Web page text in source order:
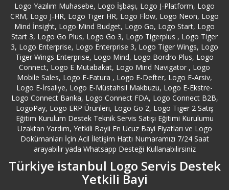
Üsküdar Logo Satış
Zeytinburnu Logo Satış
Logo Yazılım Muhasebe, Logo İşbaşı, Logo J-Platform, Logo
CRM, Logo J-HR, Logo Tiger HR, Logo Flow, Logo Neon, Logo
Mind İnsight, Logo Mind Budget, Logo Go, Logo Start, Logo
Start 3, Logo Go Plus, Logo Go 3, Logo Tigerplus , Logo Tiger
3, Logo Enterprise, Logo Enterprise 3, Logo Tiger Wings, Logo
Tiger Wings Enterprise, Logo Mind, Logo Bordro Plus, Logo
Connect, Logo E Mutabakat, Logo Mind Navigator , Logo
Mobile Sales, Logo E-Fatura , Logo E-Defter, Logo E-Arsiv,
Logo E-İrsaliye, Logo E-Müstahsil Makbuzu, Logo E-Ekstre-
Logo Connect Banka, Logo Connect FDA, Logo Connect B2B,
LogoPay, Logo ERP Ürünleri, Logo Go 2, Logo Tiger 2 Satış
Eğitim Kurulum Destek Teknik Servis Satışı Eğitimi Kurulumu
Uzaktan Yardım, Yetkili Bayii En Ucuz Bayi Fiyatları ve Logo
Dokümanları İçin Acil İletişim Hattı Numaramızı 7/24 Saat
arayabilir yada Whatsapp Desteği Kullanabilirsiniz
Türkiye istanbul Logo Servis Destek
Yetkili Bayi